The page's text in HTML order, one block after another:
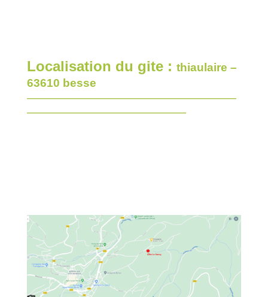
Localisation du gite : thiaulaire –
63610 besse
—————————————————————————
———————————————————